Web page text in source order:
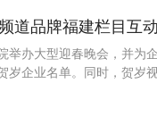
道品牌福建栏目互
举办大型迎春晚会，并为
岁企业名单。同时，贺岁